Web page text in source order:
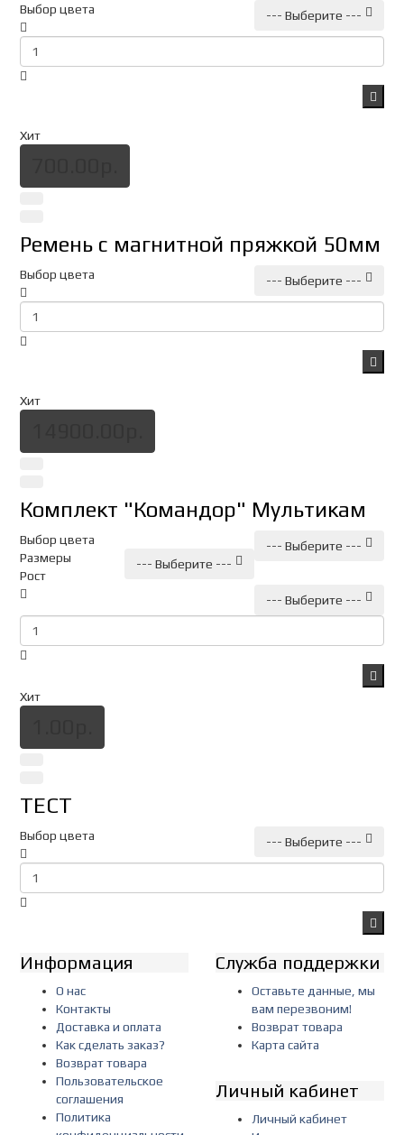
Выбор цвета --- Выберите ---
Хит
Ремень с магнитной пряжкой 50мм
Выбор цвета --- Выберите ---
Хит
Комплект "Командор" Мультикам
Выбор цвета
--- Выберите ---
Размеры
--- Выберите ---
Рост
--- Выберите ---
Хит
ТЕСТ
Выбор цвета --- Выберите ---
Информация
О нас
Контакты
Доставка и оплата
Как сделать заказ?
Возврат товара
Пользовательское
соглашения
Политика
Служба поддержки
Оставьте данные, мы
вам перезвоним!
Возврат товара
Карта сайта
Личный кабинет
Личный кабинет